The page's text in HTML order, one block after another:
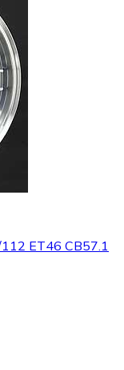
ET46 CB57.1